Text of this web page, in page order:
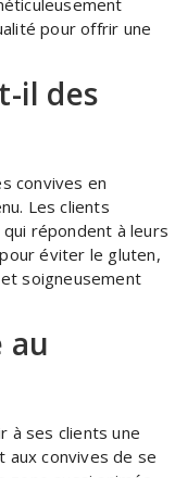
pour offrir une
il des
convives en
Les clients
répondent à leurs
éviter le gluten,
soigneusement
au
à ses clients une
convives de se